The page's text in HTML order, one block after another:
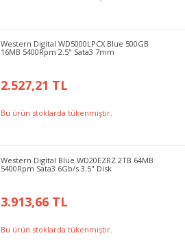
Western Digital WD5000LPCX Blue 500GB
16MB 5400Rpm 2.5" Sata3 7mm
2.527,21 TL
Bu ürün stoklarda tükenmiştir.
Western Digital Blue WD20EZRZ 2TB 64MB
5400Rpm Sata3 6Gb/s 3.5" Disk
3.913,66 TL
Bu ürün stoklarda tükenmiştir.